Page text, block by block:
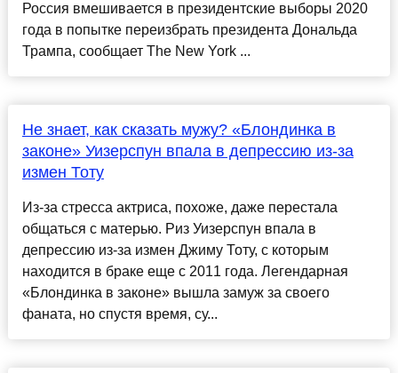
Россия вмешивается в президентские выборы 2020
года в попытке переизбрать президента Дональда
Трампа, сообщает The New York ...
Не знает, как сказать мужу? «Блондинка в
законе» Уизерспун впала в депрессию из-за
измен Тоту
Из-за стресса актриса, похоже, даже перестала
общаться с матерью. Риз Уизерспун впала в
депрессию из-за измен Джиму Тоту, с которым
находится в браке еще с 2011 года. Легендарная
«Блондинка в законе» вышла замуж за своего
фаната, но спустя время, су...